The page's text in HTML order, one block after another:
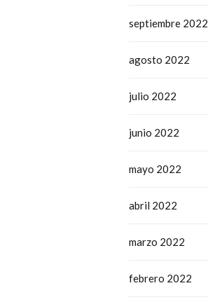
septiembre 2022
agosto 2022
julio 2022
junio 2022
mayo 2022
abril 2022
marzo 2022
febrero 2022